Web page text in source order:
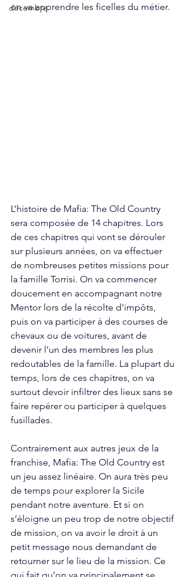
décembre
on va apprendre les ficelles du métier.
L’histoire de Mafia: The Old Country
sera composée de 14 chapitres. Lors
de ces chapitres qui vont se dérouler
sur plusieurs années, on va effectuer
de nombreuses petites missions pour
la famille Torrisi. On va commencer
doucement en accompagnant notre
Mentor lors de la récolte d'impôts,
puis on va participer à des courses de
chevaux ou de voitures, avant de
devenir l’un des membres les plus
redoutables de la famille. La plupart du
temps, lors de ces chapitres, on va
surtout devoir infiltrer des lieux sans se
faire repérer ou participer à quelques
fusillades.
Contrairement aux autres jeux de la
franchise, Mafia: The Old Country est
un jeu assez linéaire. On aura très peu
de temps pour explorer la Sicile
pendant notre aventure. Et si on
s’éloigne un peu trop de notre objectif
de mission, on va avoir le droit à un
petit message nous demandant de
retourner sur le lieu de la mission. Ce